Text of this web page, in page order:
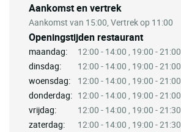
Aankomst en vertrek
Aankomst van 15:00, Vertrek op 11:00
Openingstijden restaurant
maandag:
12:00 - 14:00 , 19:00 - 21:00
dinsdag:
12:00 - 14:00 , 19:00 - 21:00
woensdag:
12:00 - 14:00 , 19:00 - 21:00
donderdag: 12:00 - 14:00 , 19:00 - 21:00
vrijdag:
12:00 - 14:00 , 19:00 - 21:30
zaterdag:
12:00 - 14:00 , 19:00 - 21:30